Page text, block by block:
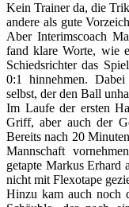
Kein Trainer da, die
andere als gute
Aber Interimscoach
fand klare Worte, wie
Schiedsrichter das
0:1 hinnehmen.
selbst, der den Ball
Im Laufe der ersten
Griff, aber auch der
Bereits nach 20
Mannschaft
getapte Markus Erhard
nicht mit Flexotape
Hinzu kam auch noch